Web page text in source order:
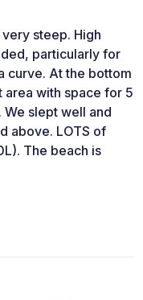
steep. High
particularly for
curve. At the bottom
with space for 5
We slept well and
above. LOTS of
The beach is